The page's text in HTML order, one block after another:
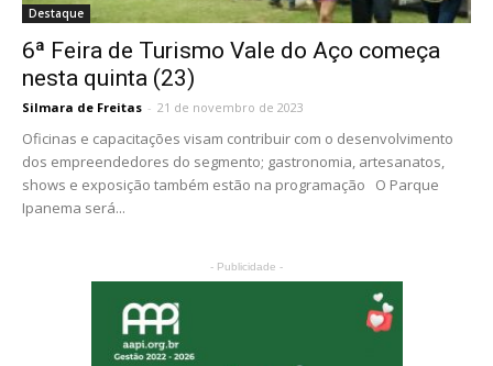
Destaque
6ª Feira de Turismo Vale do Aço começa
nesta quinta (23)
Silmara de Freitas - 21 de novembro de 2023
Oficinas e capacitações visam contribuir com o desenvolvimento
dos empreendedores do segmento; gastronomia, artesanatos,
shows e exposição também estão na programação O Parque
Ipanema será...
- Publicidade -